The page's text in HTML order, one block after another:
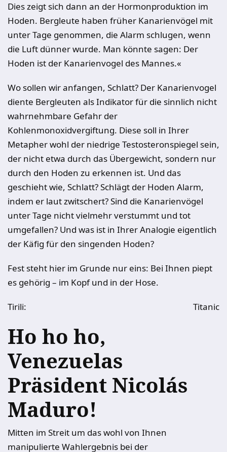
Dies zeigt sich dann an der Hormonproduktion im
Hoden. Bergleute haben früher Kanarienvögel mit
unter Tage genommen, die Alarm schlugen, wenn
die Luft dünner wurde. Man könnte sagen: Der
Hoden ist der Kanarienvogel des Mannes.«
Wo sollen wir anfangen, Schlatt? Der Kanarienvogel
diente Bergleuten als Indikator für die sinnlich nicht
wahrnehmbare Gefahr der
Kohlenmonoxidvergiftung. Diese soll in Ihrer
Metapher wohl der niedrige Testosteronspiegel sein,
der nicht etwa durch das Übergewicht, sondern nur
durch den Hoden zu erkennen ist. Und das
geschieht wie, Schlatt? Schlägt der Hoden Alarm,
indem er laut zwitschert? Sind die Kanarienvögel
unter Tage nicht vielmehr verstummt und tot
umgefallen? Und was ist in Ihrer Analogie eigentlich
der Käfig für den singenden Hoden?
Fest steht hier im Grunde nur eins: Bei Ihnen piept
es gehörig – im Kopf und in der Hose.
Tirili: Titanic
Ho ho ho,
Venezuelas
Präsident Nicolás
Maduro!
Mitten im Streit um das wohl von Ihnen
manipulierte Wahlergebnis bei der